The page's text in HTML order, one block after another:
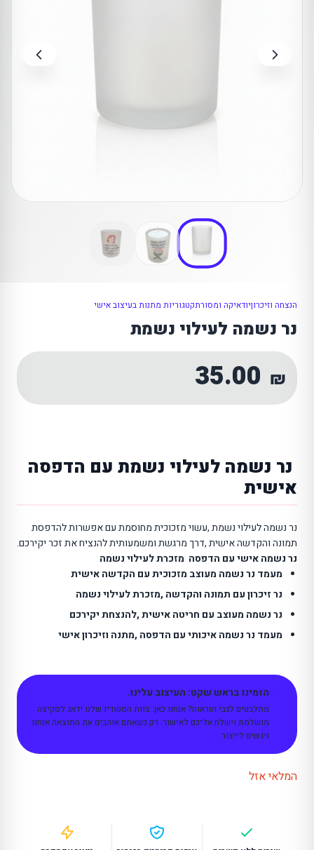
הנצחה וזיכרוןיודאיקה ומסורתקטגוריות מתנות בעיצוב אישי
נר נשמה לעילוי נשמת
35.00 ₪
נר נשמה לעילוי נשמת עם הדפסה
אישית
נר נשמה לעילוי נשמת ,עשוי מזכוכית מחוסמת עם אפשרות להדפסת
תמונה והקדשה אישית ,דרך מרגשת ומשמעותית להנציח את זכר יקירכם.
נר נשמה אישי עם הדפסה מזכרת לעילוי נשמה
מעמד נר נשמה מעוצב מזכוכית עם הקדשה אישית
נר זיכרון עם תמונה והקדשה ,מזכרת לעילוי נשמה
נר נשמה מעוצב עם חריטה אישית ,להנצחת יקירכם
מעמד נר נשמה איכותי עם הדפסה ,מתנה וזיכרון אישי
הזמינו בראש שקט: העיצוב עלינו.
מתלבטים לגבי הנראות? אנחנו כאן. צוות הסטודיו שלנו ידאג לסקיצה
מושלמת וישלח אליכם לאישור. רק כשאתם אוהבים את התוצאה אנחנו
ניגשים לייצור.
המלאי אזל